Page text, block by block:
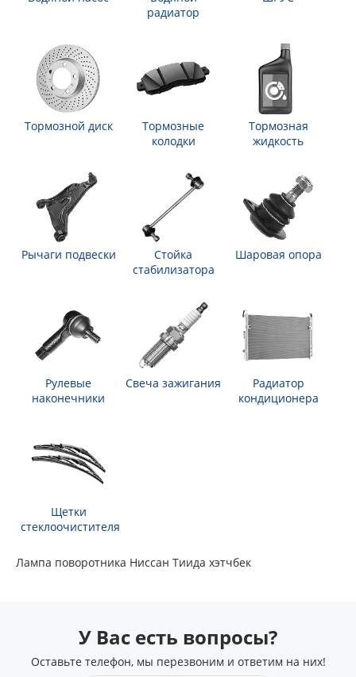
радиатор
Тормозной диск
Тормозные
колодки
Тормозная
жидкость
Рычаги подвески
Стойка
стабилизатора
Шаровая опора
Рулевые
наконечники
Свеча зажигания
Радиатор
кондиционера
Щетки
стеклоочистителя
Лампа поворотника Ниссан Тиида хэтчбек
У Вас есть вопросы?
Оставьте телефон, мы перезвоним и ответим на них!